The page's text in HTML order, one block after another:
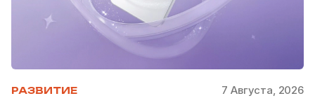
РАЗВИТИЕ 7 Августа, 2026